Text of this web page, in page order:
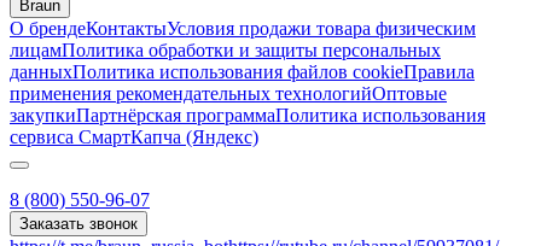
Braun
О брендеКонтактыУсловия продажи товара физическим
лицамПолитика обработки и защиты персональных
данныхПолитика использования файлов cookieПравила
применения рекомендательных технологийОптовые
закупкиПартнёрская программаПолитика использования
сервиса СмартКапча (Яндекс)
8 (800) 550-96-07
Заказать звонок